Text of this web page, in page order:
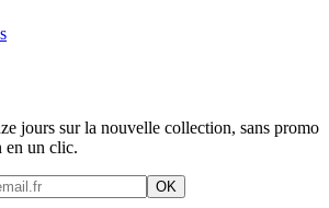
jours sur la nouvelle collection, sans promo
en un clic.
OK